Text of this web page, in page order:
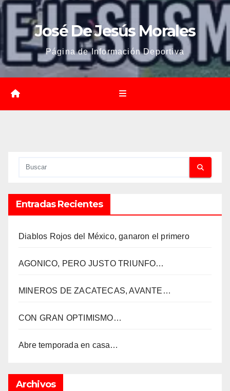
José De Jesús Morales
Página de Información Deportiva
Entradas Recientes
Diablos Rojos del México, ganaron el primero
AGONICO, PERO JUSTO TRIUNFO…
MINEROS DE ZACATECAS, AVANTE…
CON GRAN OPTIMISMO…
Abre temporada en casa…
Archivos